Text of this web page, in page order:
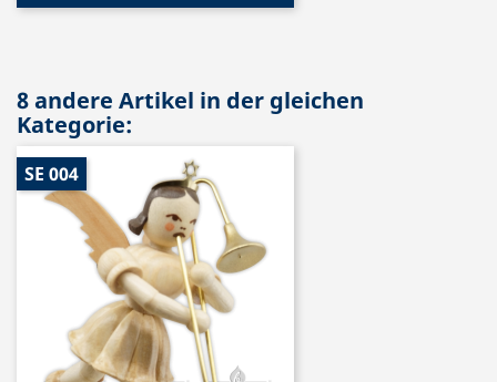
8 andere Artikel in der gleichen
Kategorie:
SE 004